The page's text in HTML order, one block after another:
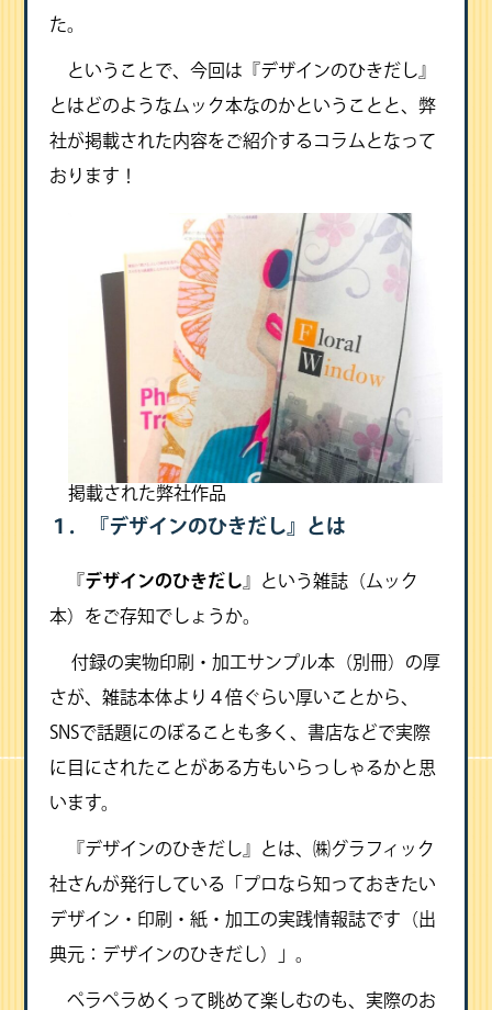
た。
ということで、今回は『デザインのひきだし』
とはどのようなムック本なのかということと、弊
社が掲載された内容をご紹介するコラムとなって
おります！
掲載された弊社作品
１．『デザインのひきだし』とは
『デザインのひきだし 』という雑誌（ムック
本）をご存知でしょうか。
付録の実物印刷・加工サンプル本（別冊）の厚
さが、雑誌本体より４倍ぐらい厚いことから、
SNSで話題にのぼることも多く、書店などで実際
に目にされたことがある方もいらっしゃるかと思
います。
『デザインのひきだし』とは、㈱グラフィック
社さんが発行している「プロなら知っておきたい
デザイン・印刷・紙・加工の実践情報誌です（出
典元：デザインのひきだし）」。
ペラペラめくって眺めて楽しむのも、実際のお